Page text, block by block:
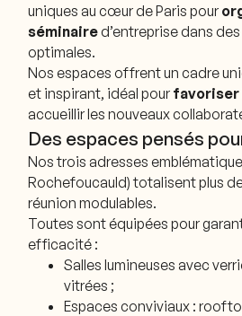
uniques au cœur de Paris pour
séminaired’entreprise dans
optimales.
Nos espaces offrent un cadre
et inspirant, idéal pour favoriser
accueillir les nouveaux
Des espaces pensés
Nos trois adresses
Rochefoucauld) totalisent plus
réunion modulables.
Toutes sont équipées pour
efficacité :
Salles lumineuses avec
vitrées ;
Espaces conviviaux :